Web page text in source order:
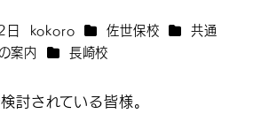
著
者
kokoro カテゴリー
佐世保校 カテゴリー
共通
案内 カテゴリー
長崎校
討されている皆様。